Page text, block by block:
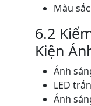
Màu
6.2
Kiện
Ánh
LED
Ánh